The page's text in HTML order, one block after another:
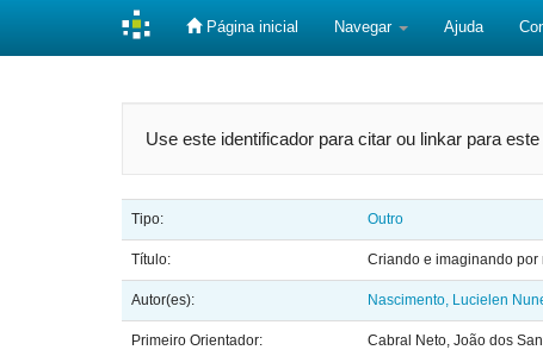
Página inicial Navegar Ajuda
Use este identificador para citar ou linkar para este
Tipo: Outro
Título: Criando e imaginando
Autor(es): Nascimento, Lucielen
Primeiro Orientador: Cabral Neto, João dos